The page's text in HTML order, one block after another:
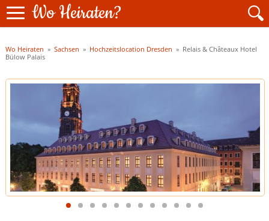
Wo Heiraten?
Wo Heiraten » Sachsen » Hochzeitslocation Dresden » Relais & Châteaux Hotel
Bülow Palais